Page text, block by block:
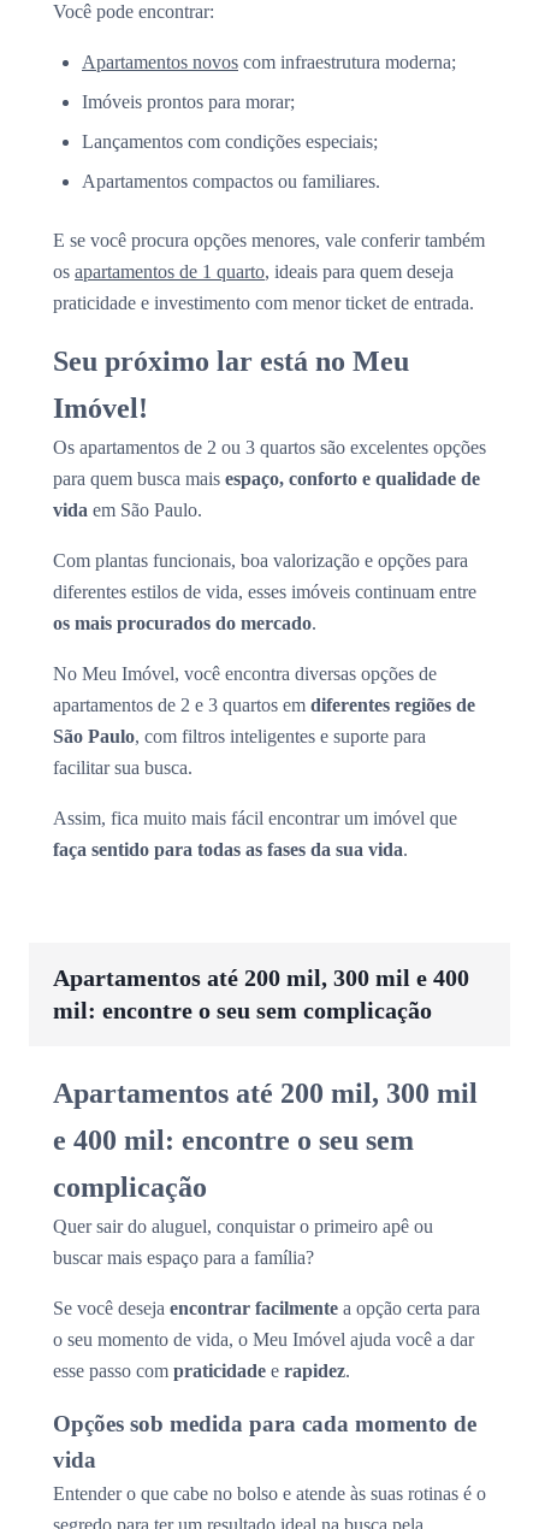
Você pode encontrar:
Apartamentos novos com infraestrutura moderna;
Imóveis prontos para morar;
Lançamentos com condições especiais;
Apartamentos compactos ou familiares.
E se você procura opções menores, vale conferir também
os apartamentos de 1 quarto, ideais para quem deseja
praticidade e investimento com menor ticket de entrada.
Seu próximo lar está no Meu
Imóvel!
Os apartamentos de 2 ou 3 quartos são excelentes opções
para quem busca mais espaço, conforto e qualidade de
vida em São Paulo.
Com plantas funcionais, boa valorização e opções para
diferentes estilos de vida, esses imóveis continuam entre
os mais procurados do mercado.
No Meu Imóvel, você encontra diversas opções de
apartamentos de 2 e 3 quartos em diferentes regiões de
São Paulo, com filtros inteligentes e suporte para
facilitar sua busca.
Assim, fica muito mais fácil encontrar um imóvel que
faça sentido para todas as fases da sua vida.
Apartamentos até 200 mil, 300 mil e 400
mil: encontre o seu sem complicação
Apartamentos até 200 mil, 300 mil
e 400 mil: encontre o seu sem
complicação
Quer sair do aluguel, conquistar o primeiro apê ou
buscar mais espaço para a família?
Se você deseja encontrar facilmente a opção certa para
o seu momento de vida, o Meu Imóvel ajuda você a dar
esse passo com praticidade e rapidez.
Opções sob medida para cada momento de
vida
Entender o que cabe no bolso e atende às suas rotinas é o
segredo para ter um resultado ideal na busca pela